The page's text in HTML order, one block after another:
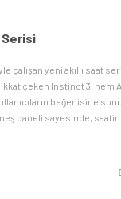
Serisi
çalışan yeni akıllı saat
çeken Instinct 3, hem
beğenisine
paneli sayesinde, saatin